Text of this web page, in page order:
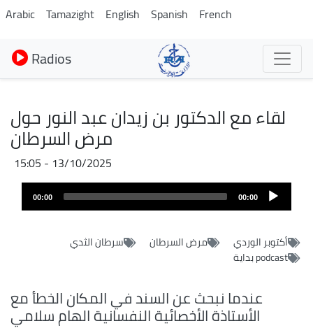
Aller
au
contenu
principal
Arabic Tamazight English Spanish French
Radios
لقاء مع الدكتور بن زيدان عبد النور حول
مرض السرطان
13/10/2025 - 15:05
Fichier
audio
00:00
00:00
أكتوبر الوردي مرض السرطان
سرطان الثدي
podcast بداية
عندما نبحث عن السند في المكان الخطأ مع
الأستاذة الأخصائية النفسانية الهام سلامي